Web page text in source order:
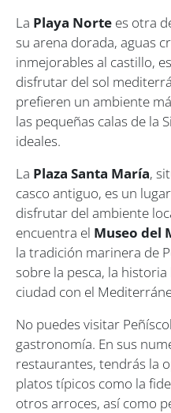
La Playa Norte es otra
su arena dorada, aguas
inmejorables al castillo,
disfrutar del sol
prefieren un ambiente
las pequeñas calas de la
ideales.
La Plaza Santa María,
casco antiguo, es un
disfrutar del ambiente
encuentra el Museo del
la tradición marinera de
sobre la pesca, la
ciudad con el
No puedes visitar
gastronomía. En sus
restaurantes, tendrás la
platos típicos como la
otros arroces, así como